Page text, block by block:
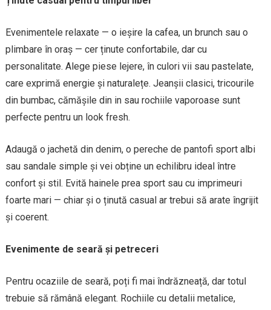
Evenimentele relaxate — o ieșire la cafea, un brunch sau o
plimbare în oraș — cer ținute confortabile, dar cu
personalitate. Alege piese lejere, în culori vii sau pastelate,
care exprimă energie și naturalețe. Jeanșii clasici, tricourile
din bumbac, cămășile din in sau rochiile vaporoase sunt
perfecte pentru un look fresh.
Adaugă o jachetă din denim, o pereche de pantofi sport albi
sau sandale simple și vei obține un echilibru ideal între
confort și stil. Evită hainele prea sport sau cu imprimeuri
foarte mari — chiar și o ținută casual ar trebui să arate îngrijit
și coerent.
Evenimente de seară și petreceri
Pentru ocaziile de seară, poți fi mai îndrăzneață, dar totul
trebuie să rămână elegant. Rochiile cu detalii metalice,